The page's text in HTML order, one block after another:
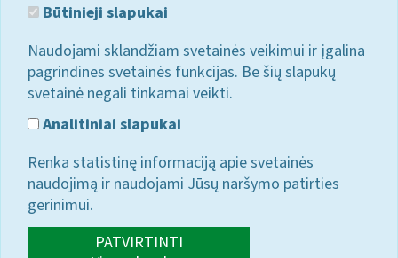
Būtinieji slapukai
Naudojami sklandžiam svetainės veikimui ir įgalina
pagrindines svetainės funkcijas. Be šių slapukų
svetainė negali tinkamai veikti.
Analitiniai slapukai
Renka statistinę informaciją apie svetainės
naudojimą ir naudojami Jūsų naršymo patirties
gerinimui.
PATVIRTINTI